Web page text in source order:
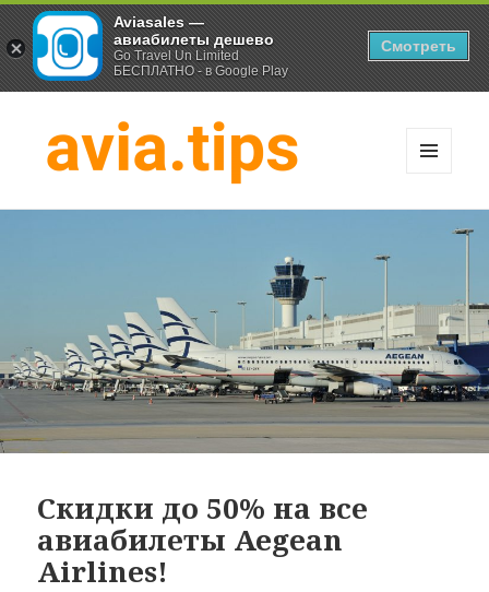
Скидки до 50% на все
авиабилеты Aegean
Airlines!
Aviasales —
авиабилеты дешево
Go Travel Un Limited
БЕСПЛАТНО - в Google Play
Смотреть